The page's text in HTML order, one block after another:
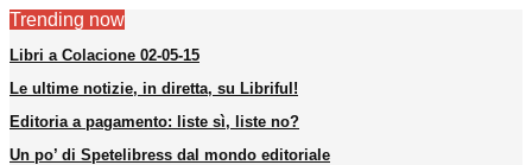
Trending now
Libri a Colacione 02-05-15
Le ultime notizie, in diretta, su Libriful!
Editoria a pagamento: liste sì, liste no?
Un po’ di Spetelibress dal mondo editoriale